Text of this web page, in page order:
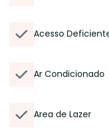
Acesso
Ar Condicionado
Area de Lazer